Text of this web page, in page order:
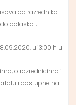
od razrednika i
dolaska u
u 13:00 h u
o razrednicima i
i dostupne na